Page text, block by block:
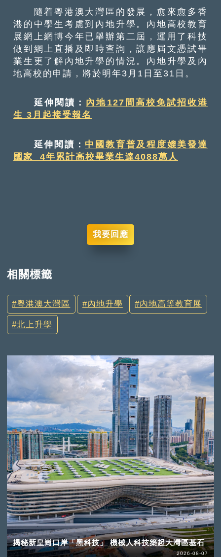
隨着粵港澳大灣區的發展，愈來愈多香
港的中學生考慮到內地升學。內地高校教育
展網上網博今年已舉辦第二屆，運用了科技
做到網上直播及即時查詢，讓應屆文憑試畢
業生更了解內地升學的情況。內地升學及內
地高校的申請，將於明年3月1日至31日。
延伸閱讀： 內地127間高校免試招收港
生 3月起接受報名
延伸閱讀： 中國教育普及程度媲美發達
國家 4年累計高校畢業生達4088萬人
我要回應
相關標籤
粵港澳大灣區 內地升學 內地高等教育展
北上升學
揭秘新皇崗口岸「黑科技」 機械人科技築起大灣區基石
2026-08-07